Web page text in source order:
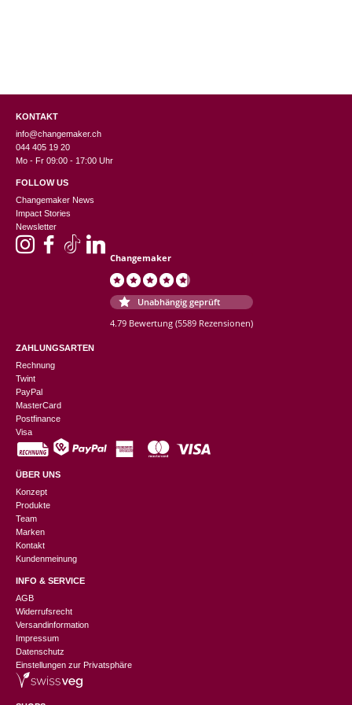
KONTAKT
info@changemaker.ch
044 405 19 20
Mo - Fr 09:00 - 17:00 Uhr
FOLLOW US
Changemaker News
Impact Stories
Newsletter
Changemaker
Unabhängig geprüft
4.79 Bewertung (5589 Rezensionen)
ZAHLUNGSARTEN
Rechnung
Twint
PayPal
MasterCard
Postfinance
Visa
ÜBER UNS
Konzept
Produkte
Team
Marken
Kontakt
Kundenmeinung
INFO & SERVICE
AGB
Widerrufsrecht
Versandinformation
Impressum
Datenschutz
Einstellungen zur Privatsphäre